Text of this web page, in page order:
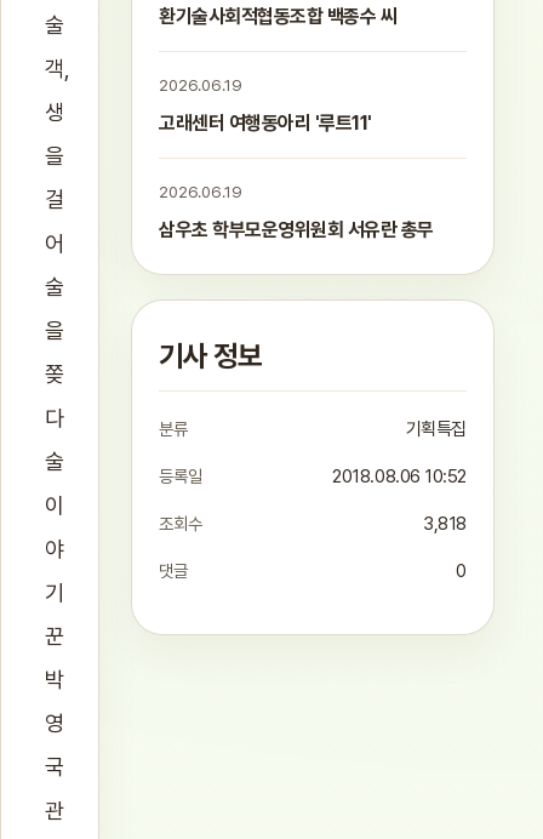
술
객,
생
을
걸
어
술
을
쫒
다
술
이
야
기
꾼
박
영
국
관
환기술사회적협동조합 백종수 씨
2026.06.19
고래센터 여행동아리 '루트11'
2026.06.19
삼우초 학부모운영위원회 서유란 총무
기사 정보
분류 기획특집
등록일 2018.08.06 10:52
조회수 3,818
댓글 0